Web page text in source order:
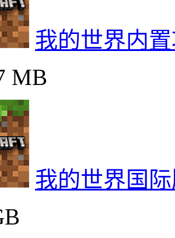
我的世界内
MB
我的世界国